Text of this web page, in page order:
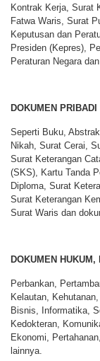
Kontrak Kerja, Surat
Fatwa Waris, Surat
Keputusan dan
Presiden (Kepres),
Peraturan Negara
DOKUMEN PRIBADI
Seperti Buku,
Nikah, Surat Cerai,
Surat Keterangan
(SKS), Kartu Tanda
Diploma, Surat
Surat Keterangan
Surat Waris dan
DOKUMEN
Perbankan,
Kelautan,
Bisnis, Informatika,
Kedokteran,
Ekonomi,
lainnya.